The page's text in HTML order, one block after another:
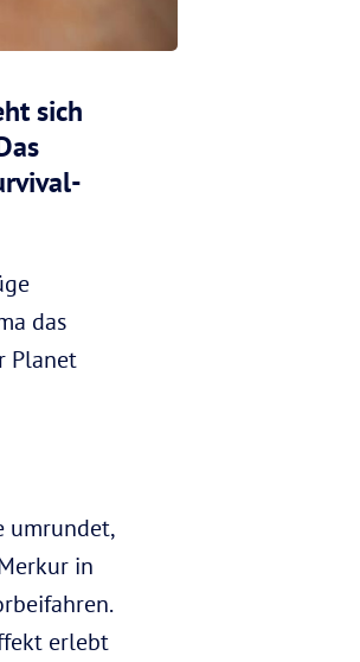
sich
das
Planet
umrundet,
in
erlebt